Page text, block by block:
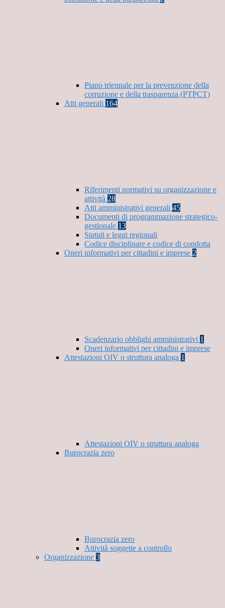
Piano triennale per la prevenzione della
corruzione e della trasparenza (PTPCT)
Atti generali 164
Riferimenti normativi su organizzazione e
attività 28
Atti amministrativi generali 45
Documenti di programmazione strategico-
gestionale 13
Statuti e leggi regionali
Codice disciplinare e codice di condotta
Oneri informativi per cittadini e imprese 2
Scadenzario obblighi amministrativi 1
Oneri informativi per cittadini e imprese
Attestazioni OIV o struttura analoga 1
Attestazioni OIV o struttura analoga
Burocrazia zero
Burocrazia zero
Attività soggette a controllo
Organizzazione 3